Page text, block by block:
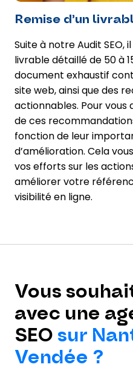
Remise d’un
Suite à notre Audit SEO,
livrable détaillé de 50 à
document exhaustif
site web, ainsi que des
actionnables. Pour vous
de ces
fonction de leur
d’amélioration. Cela
vos efforts sur les
améliorer votre
visibilité en ligne.
Vous
avec une
SEO sur
Vendée ?